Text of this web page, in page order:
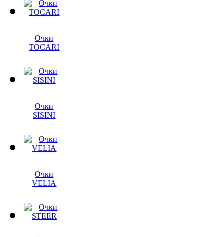
Очки
TOCARI
Очки
SISINI
Очки
VELIA